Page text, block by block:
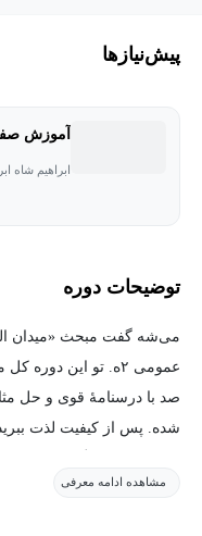
پیش‌نیاز‌ها
آموزش صفر
ابراهیم شاه
توضیحات دوره
می‌شه گفت مبحث «میدان
عمومی ۲ه. تو این
صد با درسنامهٔ قوی و حل
مشاهده ادامه معرفی